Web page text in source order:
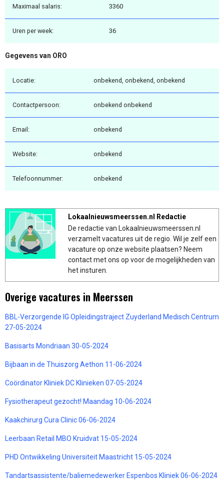
Maximaal salaris: 3360
Uren per week: 36
Gegevens van ORO
Locatie: onbekend, onbekend, onbekend
Contactpersoon: onbekend onbekend
Email: onbekend
Website: onbekend
Telefoonnummer: onbekend
Lokaalnieuwsmeerssen.nl Redactie
De redactie van Lokaalnieuwsmeerssen.nl
verzamelt vacatures uit de regio. Wil je zelf een
vacature op onze website plaatsen? Neem
contact met ons op voor de mogelijkheden van
het insturen.
Overige vacatures in Meerssen
BBL-Verzorgende IG Opleidingstraject Zuyderland Medisch Centrum
27-05-2024
Basisarts Mondriaan 30-05-2024
Bijbaan in de Thuiszorg Aethon 11-06-2024
Coördinator Kliniek DC Klinieken 07-05-2024
Fysiotherapeut gezocht! Maandag 10-06-2024
Kaakchirurg Cura Clinic 06-06-2024
Leerbaan Retail MBO Kruidvat 15-05-2024
PHD Ontwikkeling Universiteit Maastricht 15-05-2024
Tandartsassistente/baliemedewerker Espenbos Kliniek 06-06-2024